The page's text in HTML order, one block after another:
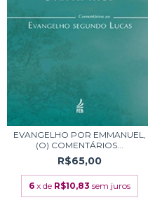
EVANGELHO POR EMMANUEL,
(O) COMENTÁRIOS...
R$65,00
6 x de R$10,83 sem juros